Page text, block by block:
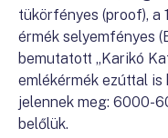
tükörfényes (proof), a
érmék selyemfényes
bemutatott „Karikó
emlékérmék ezúttal
jelennek meg: 6000-
belőlük.